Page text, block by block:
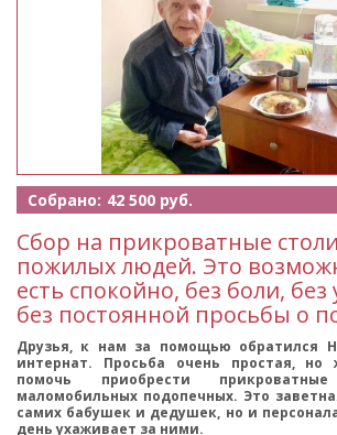
Собрано: 42 500 руб.
Сбор на прикроватные
пожилых людей. Это
есть спокойно, без боли,
без постоянной просьбы о
Друзья, к нам за помощью обратился
интернат. Просьба очень простая, но
помочь приобрести
маломобильных подопечных. Это
самих бабушек и дедушек, но и
день ухаживает за ними.